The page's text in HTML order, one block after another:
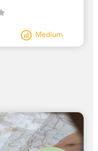
Medium